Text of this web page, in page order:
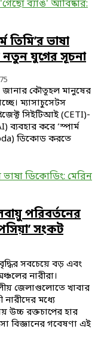
ব্যাঙ' আবিষ্কার:
তিমি’র ভাষা
যুগের সূচনা
75
জানার কৌতূহল মানুষের
ম্যাসাচুসেটস
সিইটিআই (CETI)-
ব্যবহার করে ‘স্পার্ম
ডিকোড করতে
ভাষা ডিকোডিং: মেরিন
পরিবর্তনের
সংকট
সবচেয়ে বড় এবং
নারীরা।
জেলাগুলোতে খাবার
মধ্যে
উচ্চ রক্তচাপের হার
বিজ্ঞানের গবেষণা এই